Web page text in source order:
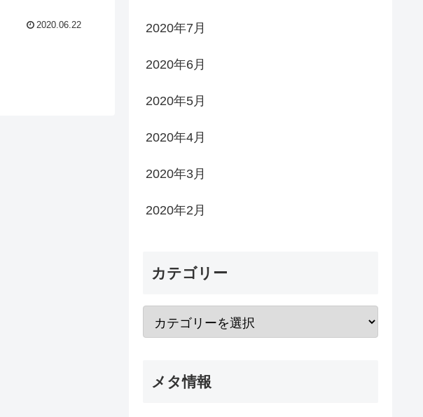
2020.06.22 2020年7月
2020年6月
2020年5月
2020年4月
2020年3月
2020年2月
カテゴリー
メタ情報